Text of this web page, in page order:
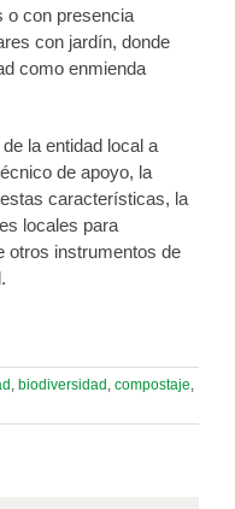
o con presencia
con jardín, donde
como enmienda
la entidad local a
de apoyo, la
características, la
locales para
otros instrumentos de
, biodiversidad , compostaje,